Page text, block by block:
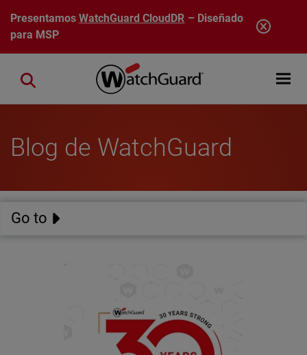
Pasar al contenido principal
PresentamosWatchGuard CloudDR – Diseñado
para MSP
Open
Close search
Blog de WatchGuard
Go to